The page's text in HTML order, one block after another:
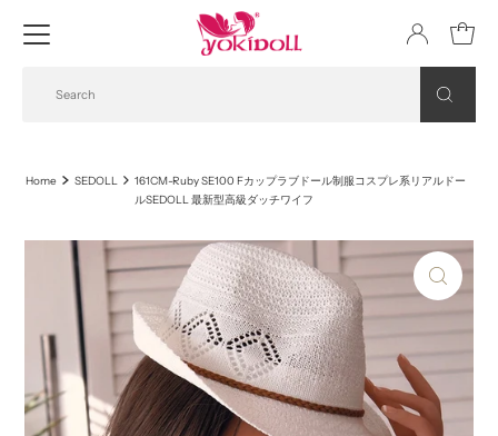
Home SEDOLL
161CM-Ruby SE100 Fカップラブドール制服コスプレ系リアルドー
ルSEDOLL 最新型高級ダッチワイフ